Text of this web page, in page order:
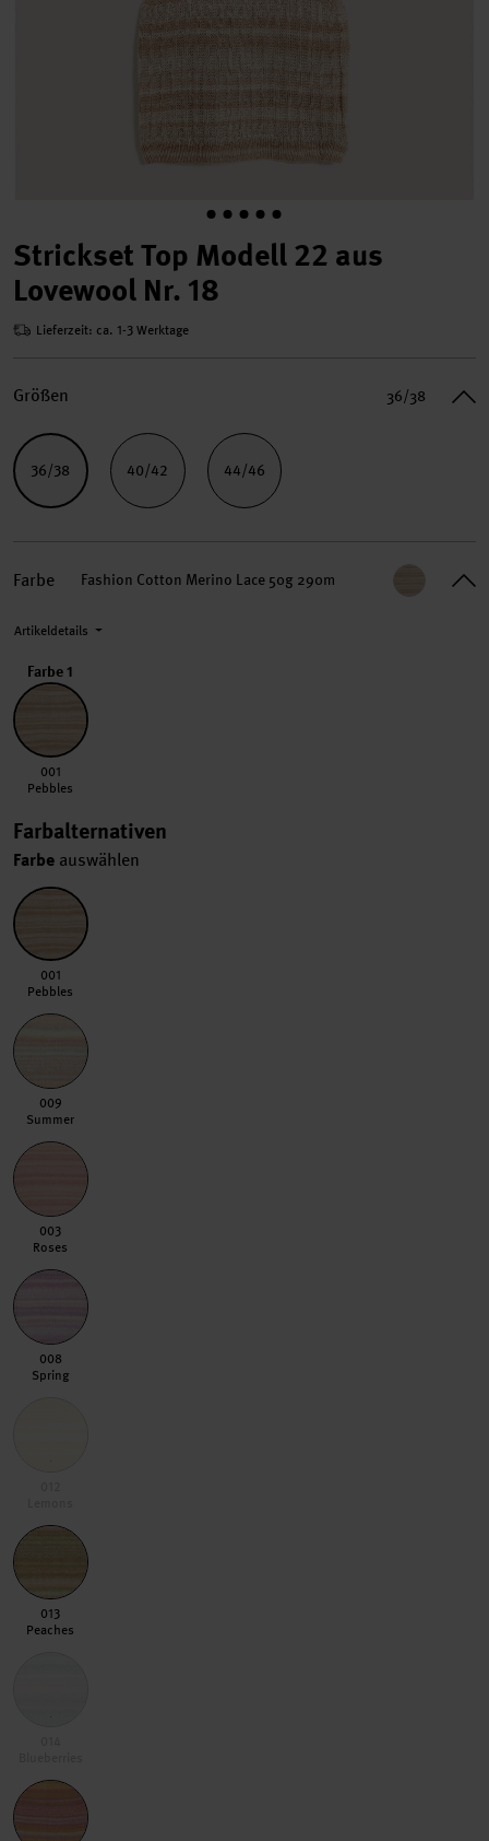
Strickset Top Modell 22 aus
Lovewool Nr. 18
Lieferzeit: ca. 1-3 Werktage
Größen 36/38
36/38 40/42 44/46
Farbe Fashion Cotton Merino Lace 50g 290m
Artikeldetails
Farbe 1
001 Pebbles
001
Pebbles
Farbalternativen
Farbe auswählen
001 Pebbles
001
Pebbles
009 Summer
009
Summer
003 Roses
003
Roses
008 Spring
008
Spring
013 Peaches
013
Peaches